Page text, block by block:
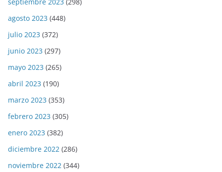
agosto 2023 (448)
julio 2023 (372)
junio 2023 (297)
mayo 2023 (265)
abril 2023 (190)
marzo 2023 (353)
febrero 2023 (305)
enero 2023 (382)
diciembre 2022 (286)
noviembre 2022 (344)